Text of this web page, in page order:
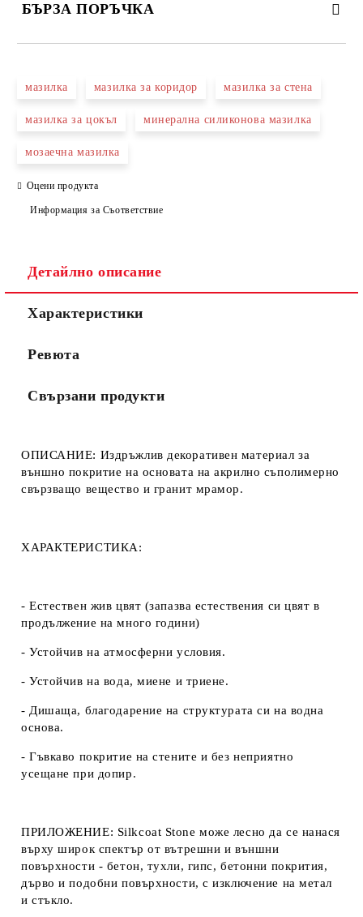
БЪРЗА ПОРЪЧКА
Ние ще се свържем с вас в рамките на работния ден.
мазилка мазилка за коридор мазилка за стена
мазилка за цокъл минерална силиконова мазилка
мозаечна мазилка
Оцени продукта
Информация за Съответствие
Детайлно описание
Характеристики
Ревюта
Свързани продукти
ОПИСАНИЕ: Издръжлив декоративен материал за
външно покритие на основата на акрилно съполимерно
свързващо вещество и гранит мрамор.
ХАРАКТЕРИСТИКА:
- Естествен жив цвят (запазва естествения си цвят в
продължение на много години)
- Устойчив на атмосферни условия.
- Устойчив на вода, миене и триене.
- Дишаща, благодарение на структурата си на водна
основа.
- Гъвкаво покритие на стените и без неприятно
усещане при допир.
ПРИЛОЖЕНИЕ: Silkcoat Stone може лесно да се нанася
върху широк спектър от вътрешни и външни
повърхности - бетон, тухли, гипс, бетонни покрития,
дърво и подобни повърхности, с изключение на метал
и стъкло.